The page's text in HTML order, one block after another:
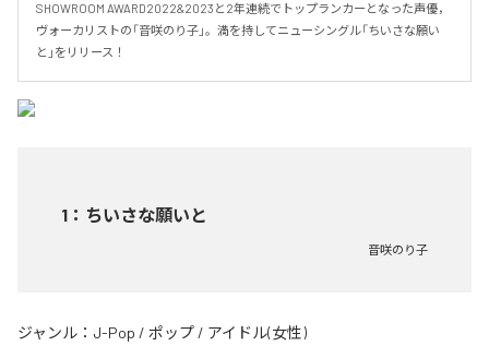
SHOWROOM AWARD2022&2023と2年連続でトップランカーとなった声優，
ヴォーカリストの「音咲のり子」。満を持してニューシングル「ちいさな願い
と」をリリース！
1 ： ちいさな願いと
音咲のり子
ジャンル： J-Pop / ポップ / アイドル(女性)